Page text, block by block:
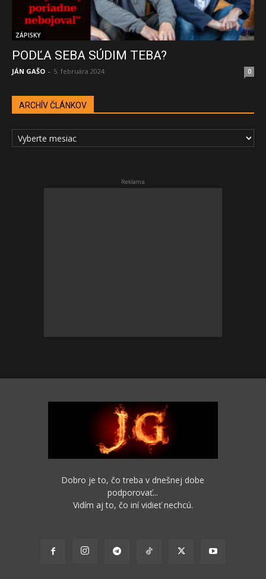
ZÁPISKY
PODĽA SEBA SÚDIM TEBA?
JÁN GAŠO - 5. februára 2024 0
ARCHÍV ČLÁNKOV
ARCHÍV
ČLÁNKOV
Reklama
Dobro je to, čo treba v dnešnej dobe
podporovať...
Vidím aj to, čo iní vidieť nechcú.